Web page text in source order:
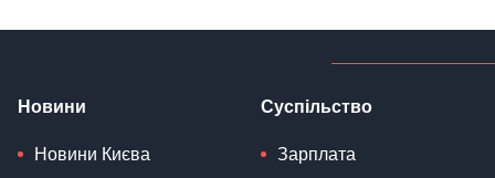
Новини
Новини Києва
Суспільство
Зарплата